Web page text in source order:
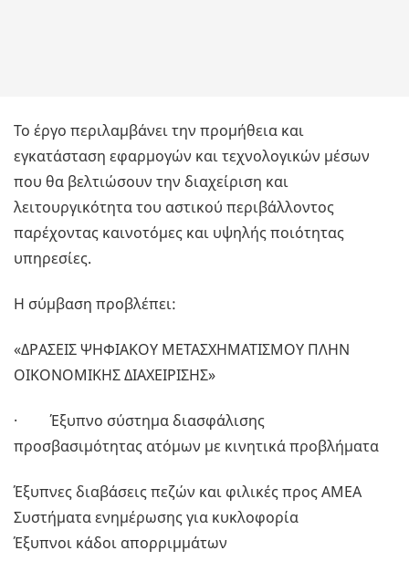
Το έργο περιλαμβάνει την προμήθεια και
εγκατάσταση εφαρμογών και τεχνολογικών μέσων
που θα βελτιώσουν την διαχείριση και
λειτουργικότητα του αστικού περιβάλλοντος
παρέχοντας καινοτόμες και υψηλής ποιότητας
υπηρεσίες.
Η σύμβαση προβλέπει:
«ΔΡΑΣΕΙΣ ΨΗΦΙΑΚΟΥ ΜΕΤΑΣΧΗΜΑΤΙΣΜΟΥ ΠΛΗΝ
ΟΙΚΟΝΟΜΙΚΗΣ ΔΙΑΧΕΙΡΙΣΗΣ»
· Έξυπνο σύστημα διασφάλισης
προσβασιμότητας ατόμων με κινητικά προβλήματα
Έξυπνες διαβάσεις πεζών και φιλικές προς ΑΜΕΑ
Συστήματα ενημέρωσης για κυκλοφορία
Έξυπνοι κάδοι απορριμμάτων